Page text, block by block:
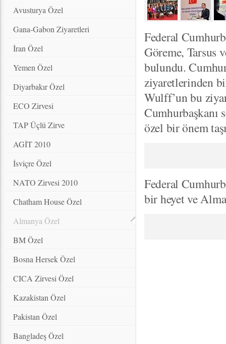
Avusturya Özel
Gana-Gabon Ziyaretleri
İran Özel
Yemen Özel
Diyarbakır Özel
ECO Zirvesi
TAP Üçlü Zirve
AGİT 2010
İsviçre Özel
NATO Zirvesi 2010
Chatham House Özel
Almanya Özel
BM Özel
Bosna Hersek Özel
CICA Zirvesi Özel
Kazakistan Özel
Pakistan Özel
Bangladeş Özel
Federal
Göreme, Tarsus
bulundu.
ziyaretlerinden
Wulff’un bu
Cumhurbaşkanı
özel bir önem
Federal
bir heyet ve